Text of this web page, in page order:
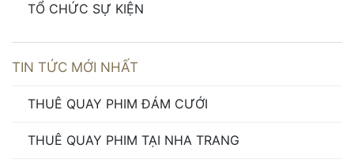
TỔ CHỨC SỰ KIỆN
TIN TỨC MỚI NHẤT
THUÊ QUAY PHIM ĐÁM CƯỚI
THUÊ QUAY PHIM TẠI NHA TRANG